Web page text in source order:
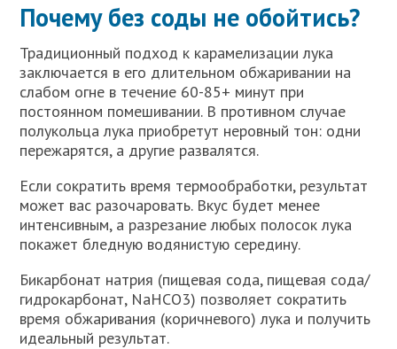
Почему без соды не обойтись?
Традиционный подход к карамелизации лука
заключается в его длительном обжаривании на
слабом огне в течение 60-85+ минут при
постоянном помешивании. В противном случае
полукольца лука приобретут неровный тон: одни
пережарятся, а другие развалятся.
Если сократить время термообработки, результат
может вас разочаровать. Вкус будет менее
интенсивным, а разрезание любых полосок лука
покажет бледную водянистую середину.
Бикарбонат натрия (пищевая сода, пищевая сода/
гидрокарбонат, NaHCO3) позволяет сократить
время обжаривания (коричневого) лука и получить
идеальный результат.